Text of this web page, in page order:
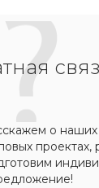
о наших
проектах,